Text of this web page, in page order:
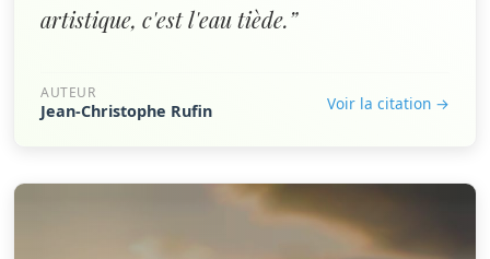
artistique, c'est l'eau tiède.”
AUTEUR
Jean-Christophe Rufin Voir la citation →